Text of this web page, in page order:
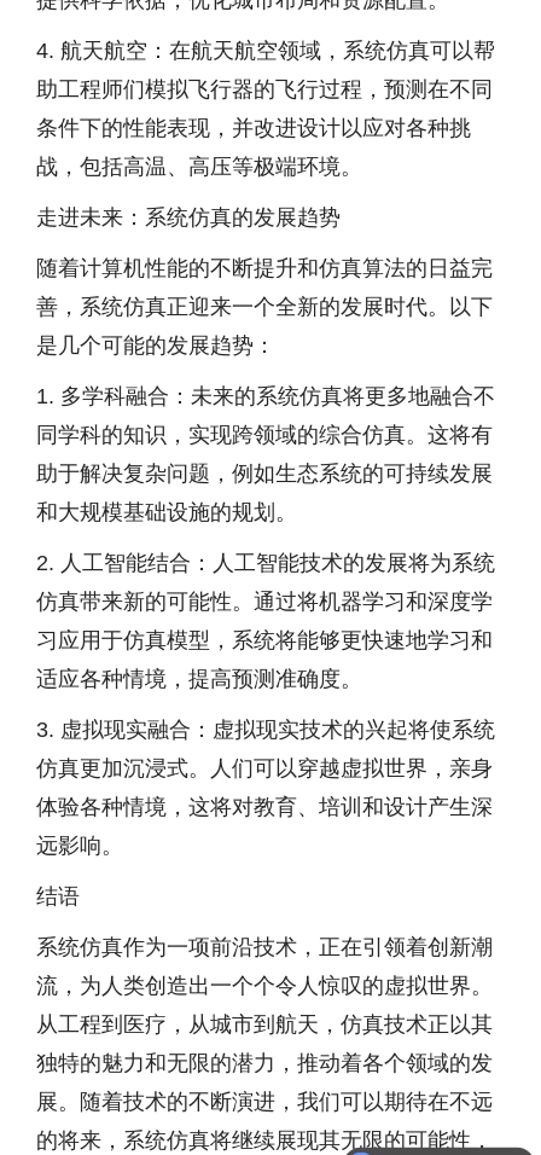
4. 航天航空：在航天航空领域，系统仿真可以帮
助工程师们模拟飞行器的飞行过程，预测在不同
条件下的性能表现，并改进设计以应对各种挑
战，包括高温、高压等极端环境。
走进未来：系统仿真的发展趋势
随着计算机性能的不断提升和仿真算法的日益完
善，系统仿真正迎来一个全新的发展时代。以下
是几个可能的发展趋势：
1. 多学科融合：未来的系统仿真将更多地融合不
同学科的知识，实现跨领域的综合仿真。这将有
助于解决复杂问题，例如生态系统的可持续发展
和大规模基础设施的规划。
2. 人工智能结合：人工智能技术的发展将为系统
仿真带来新的可能性。通过将机器学习和深度学
习应用于仿真模型，系统将能够更快速地学习和
适应各种情境，提高预测准确度。
3. 虚拟现实融合：虚拟现实技术的兴起将使系统
仿真更加沉浸式。人们可以穿越虚拟世界，亲身
体验各种情境，这将对教育、培训和设计产生深
远影响。
结语
系统仿真作为一项前沿技术，正在引领着创新潮
流，为人类创造出一个个令人惊叹的虚拟世界。
从工程到医疗，从城市到航天，仿真技术正以其
独特的魅力和无限的潜力，推动着各个领域的发
展。随着技术的不断演进，我们可以期待在不远
的将来，系统仿真将继续展现其无限的可能性，